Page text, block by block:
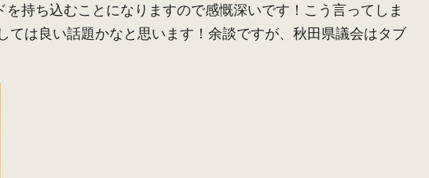
持ち込むことになりますので感慨深いです！こう言ってしま
は良い話題かなと思います！余談ですが、秋田県議会はタブ